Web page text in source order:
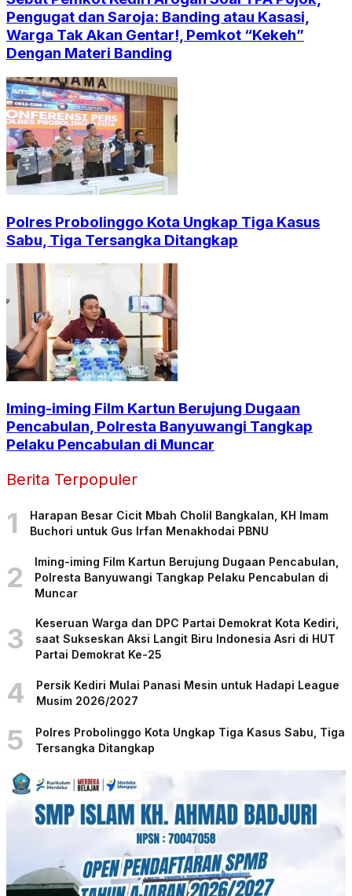
Pengugat dan Saroja: Banding atau Kasasi,
Warga Tak Akan Gentar!, Pemkot “Kekeh”
Dengan Materi Banding
Polres Probolinggo Kota Ungkap Tiga Kasus
Sabu, Tiga Tersangka Ditangkap
Iming-iming Film Kartun Berujung Dugaan
Pencabulan, Polresta Banyuwangi Tangkap
Pelaku Pencabulan di Muncar
Berita Terpopuler
1
Harapan Besar Cicit Mbah Cholil Bangkalan, KH Imam
Buchori untuk Gus Irfan Menakhodai PBNU
2
Iming-iming Film Kartun Berujung Dugaan Pencabulan,
Polresta Banyuwangi Tangkap Pelaku Pencabulan di
Muncar
3
Keseruan Warga dan DPC Partai Demokrat Kota Kediri,
saat Sukseskan Aksi Langit Biru Indonesia Asri di HUT
Partai Demokrat Ke-25
4
Persik Kediri Mulai Panasi Mesin untuk Hadapi League
Musim 2026/2027
5
Polres Probolinggo Kota Ungkap Tiga Kasus Sabu, Tiga
Tersangka Ditangkap